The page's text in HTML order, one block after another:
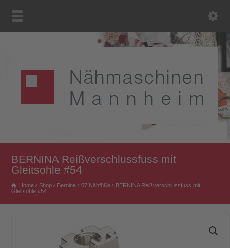
BERNINA Reißverschlussfuss mit
Gleitsohle #54
Home Shop Bernina 07 Nähfüße
BERNINA Reißverschlussfuss mit
Gleitsohle #54